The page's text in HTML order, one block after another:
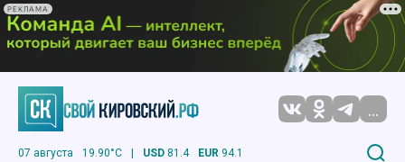
РЕКЛАМА
...
07 августа 19.90°C | USD 81.4 EUR 94.1